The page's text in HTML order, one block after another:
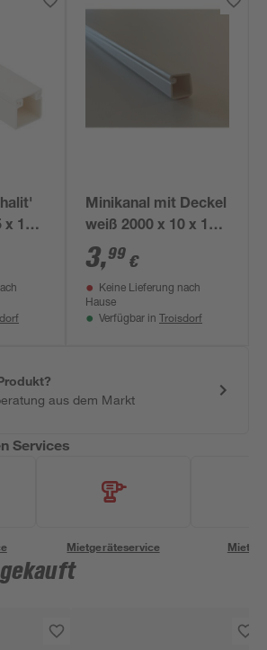
x 15
Minikanal mit Deckel
weiß 2000 x 10 x 10
mm
3,99 €
Keine Lieferung nach
Hause
Verfügbar in Troisdorf
aus dem Markt
Services
Mietgeräteservice